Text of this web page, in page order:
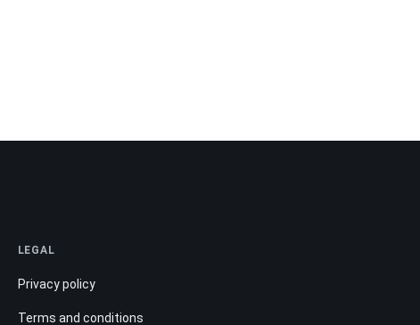
LEGAL
Privacy policy
Terms and conditions